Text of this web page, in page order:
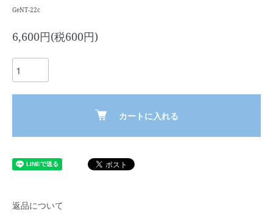
GeNT-22c
6,600円(税600円)
カートに入れる
返品について